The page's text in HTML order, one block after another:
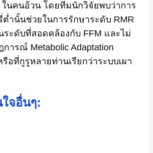
นคนอ้วน โดยทีมนักวิจัยพบว่าการ
ำนั้นช่วยในการรักษาระดับ RMR
ระดับที่สอดคล้องกับ FFM และไม่
การณ์ Metabolic Adaptation
รือที่กูรูหลายท่านเรียกว่าระบบเผา
จอื่นๆ: